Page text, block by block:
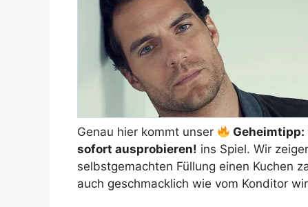
Genau hier kommt unser
Geheimtipp:
sofort ausprobieren! ins Spiel. Wir
selbstgemachten Füllung einen Kuchen
auch geschmacklich wie vom Konditor